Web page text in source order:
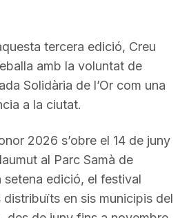
tercera edició, Creu
amb la voluntat de
Solidària de l’Or com una
a la ciutat.
2026 s’obre el 14 de juny
al Parc Samà de
setena edició, el festival
distribuïts en sis municipis del